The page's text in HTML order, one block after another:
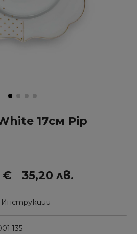
17см Pip
€ 35,20 лв.
Инструкции